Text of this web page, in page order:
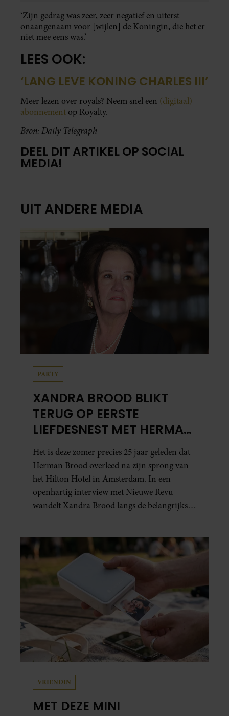
‘Zijn gedrag was zeer, zeer negatief en uiterst
onaangenaam voor [wijlen] de Koningin, die het er
niet mee eens was.’
LEES OOK:
‘LANG LEVE KONING CHARLES III’
Meer lezen over royals? Neem snel een (digitaal)
abonnement op Royalty.
Bron: Daily Telegraph
DEEL DIT ARTIKEL OP SOCIAL
MEDIA!
UIT ANDERE MEDIA
PARTY
XANDRA BROOD BLIKT
TERUG OP EERSTE
LIEFDESNEST MET HERMAN
BROOD: “HIER IS LOLA
GEBOREN”
Het is deze zomer precies 25 jaar geleden dat
Herman Brood overleed na zijn sprong van
het Hilton Hotel in Amsterdam. In een
openhartig interview met Nieuwe Revu
wandelt Xandra Brood langs de belangrijkste
Leidsedwarsstraat roept een stortvloed aan
herinneringen op. Daar begon hun leven
samen en werd dochter Lola geboren.
VRIENDIN
MET DEZE MINI